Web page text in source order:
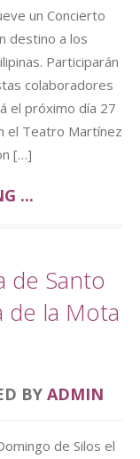
un Concierto
destino a los
Participarán
colaboradores
el próximo día 27
el Teatro Martínez
[…]
...
de Santo
de la Mota
BY ADMIN
de Silos el